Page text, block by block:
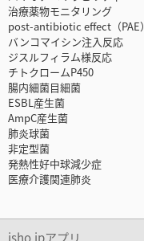
治療薬物モニタリング
post-antibiotic effect（PAE）
バンコマイシン注入反応
ジスルフィラム様反応
チトクロームP450
腸内細菌目細菌
ESBL産生菌
AmpC産生菌
肺炎球菌
非定型菌
発熱性好中球減少症
医療介護関連肺炎
isho.jpアプリ